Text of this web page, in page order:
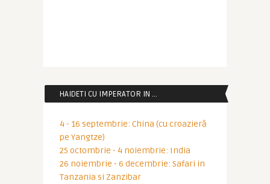
HAIDETI CU IMPERATOR IN …
4 - 16 septembrie: China (cu croazieră
pe Yangtze)
25 octombrie - 4 noiembrie: India
26 noiembrie - 6 decembrie: Safari in
Tanzania si Zanzibar